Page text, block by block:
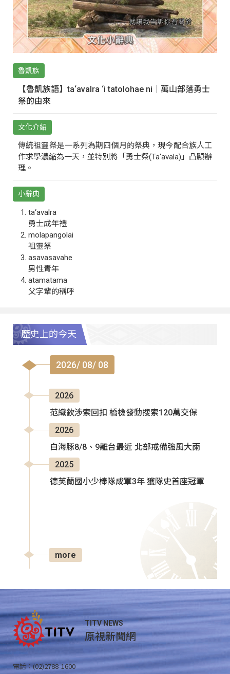
魯凱族
【魯凱族語】ta‘avalra ‘i tatolohae ni｜萬山部落勇士
祭的由來
文化介紹
傳統祖靈祭是一系列為期四個月的祭典，現今配合族人工
作求學濃縮為一天，並特別將「勇士祭(Ta‘avala)」凸顯辦
理。
小辭典
ta‘avalra
勇士成年禮
molapangolai
祖靈祭
asavasavahe
男性青年
atamatama
父字輩的稱呼
歷史上的今天
2026/ 08/ 08
2026
范織欽涉索回扣 橋檢發動搜索120萬交保
2026
白海豚8/8、9離台最近 北部戒備強風大雨
2025
德芙蘭國小少棒隊成軍3年 獲隊史首座冠軍
more
TITV NEWS
原視新聞網
電話：(02)2788-1600